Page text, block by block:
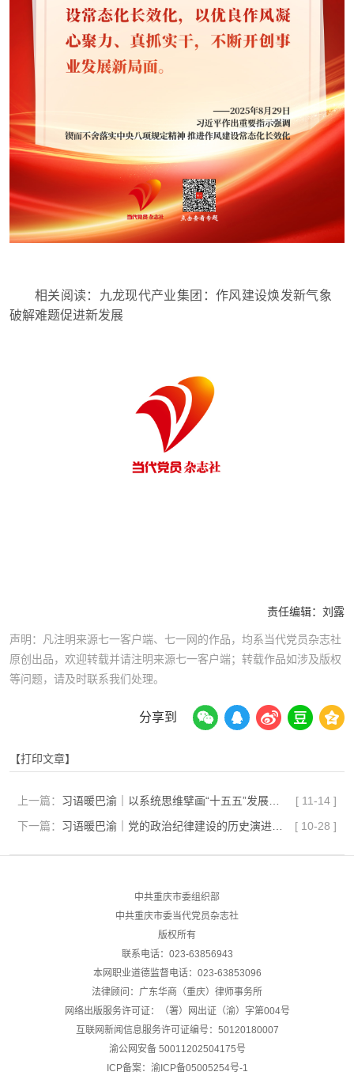
相关阅读： 九龙现代产业集团：作风建设焕发新气象
破解难题促进新发展
责任编辑： 刘露
声明：凡注明来源七一客户端、七一网的作品，均系当代党员杂志社
原创出品，欢迎转载并请注明来源七一客户端；转载作品如涉及版权
等问题，请及时联系我们处理。
分享到
【打印文章】
上一篇： [ 11-14 ]
下一篇：
[ 10-28 ]
中共重庆市委组织部
中共重庆市委当代党员杂志社
版权所有
联系电话：023-63856943
本网职业道德监督电话：023-63853096
法律顾问：广东华商（重庆）律师事务所
网络出版服务许可证：（署）网出证（渝）字第004号
互联网新闻信息服务许可证编号：50120180007
渝公网安备 50011202504175号
ICP备案：渝ICP备05005254号-1